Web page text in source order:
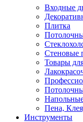
Входные
Плитка
Стеновые
Товары
Пена,
Инструменты